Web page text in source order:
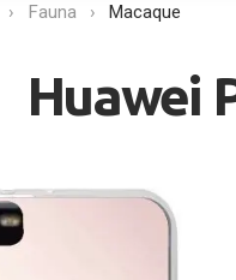
Fauna Macaque
Huawei